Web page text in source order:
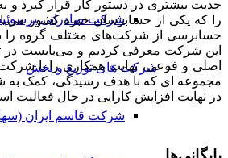
شرکت صادراتی
شرکت های توزیع و پخش
شرکت قاسم ایران
جدیت بیشتری در دستور کار قرار گیرد و
را که یکی از حسابرسان خبره کشور
حسابرسی از شرکت‌های مختلف گروه را
این شرکت معرفی کردیم و می‌بایست
اصلی و فرعی، نهایت همکاری را با
مجموعه ای که با هدف رسیدگی، کمک به
در نهایت افزایش کارایی در حال فعالیت